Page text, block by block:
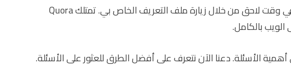
يمكنك التحقق من ذلك في وقت لاحق من خلال زيارة ملف التعريف الخاص بي. تمتلك Quora
الأسئلة. دعنا الآن نتعرف على أفضل الطرق للعثور على الأسئلة.